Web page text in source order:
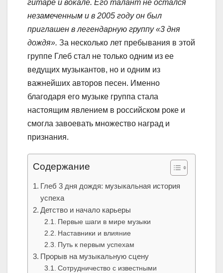
гитаре и вокале. Его талант не остался
незамеченным и в 2005 году он был
приглашен в легендарную группу «3 дня
дождя». За несколько лет пребывания в этой
группе Глеб стал не только одним из ее
ведущих музыкантов, но и одним из
важнейших авторов песен. Именно
благодаря его музыке группа стала
настоящим явлением в российском роке и
смогла завоевать множество наград и
признания.
Содержание
Глеб 3 дня дождя: музыкальная история
успеха
Детство и начало карьеры
Первые шаги в мире музыки
Наставники и влияние
Путь к первым успехам
Прорыв на музыкальную сцену
Сотрудничество с известными